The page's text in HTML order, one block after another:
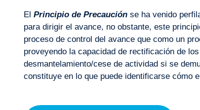
ElPrincipio de Precaución se ha venido
para dirigir el avance, no obstante, este
proceso de control del avance que como un
proveyendo la capacidad de rectificación de
desmantelamiento/cese de actividad si se
constituye en lo que puede identificarse cómo